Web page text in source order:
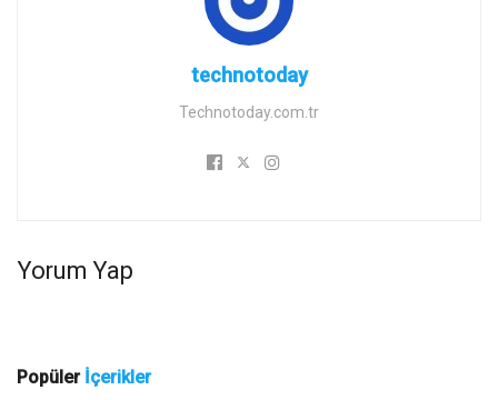
technotoday
Technotoday.com.tr
Yorum Yap
Popüler İçerikler